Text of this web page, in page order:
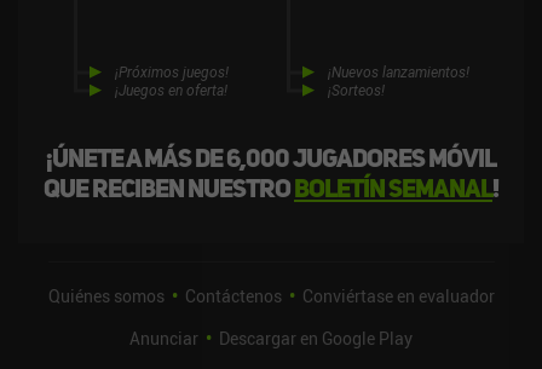
¡Únete a más de 6,000 jugadores móvil
que reciben nuestroboletín semanal!
¡Próximos juegos!
¡Juegos en oferta!
¡Nuevos lanzamientos!
¡Sorteos!
Quiénes somos Contáctenos
Conviértase en evaluador
Anunciar
Descargar en Google Play